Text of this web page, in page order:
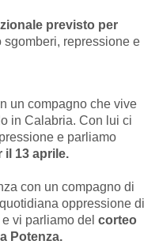
previsto per
sgomberi, repressione e
un compagno che vive
in Calabria. Con lui ci
e parliamo
il 13 aprile.
con un compagno di
oppressione di
vi parliamo del corteo
Potenza.